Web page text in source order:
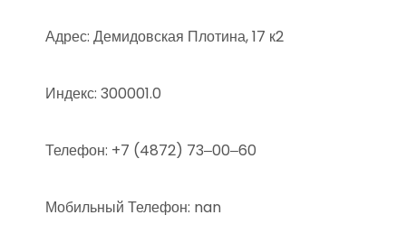
Адрес: Демидовская Плотина, 17 к2
Индекс: 300001.0
Телефон: +7 (4872) 73‒00‒60
Мобильный Телефон: nan